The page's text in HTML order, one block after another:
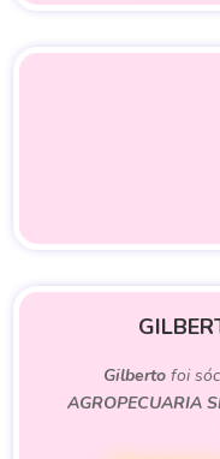
Gilbertofoi
AGROPECUARIA